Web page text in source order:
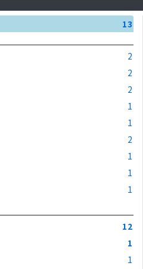
13
2
2
2
1
1
2
1
1
1
12
1
1